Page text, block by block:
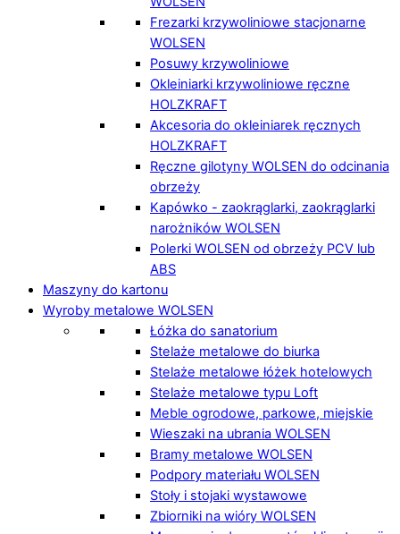
Frezarki krzywoliniowe stacjonarne
WOLSEN
Posuwy krzywoliniowe
Okleiniarki krzywoliniowe ręczne
HOLZKRAFT
Akcesoria do okleiniarek ręcznych
HOLZKRAFT
Ręczne gilotyny WOLSEN do odcinania
obrzeży
Kapówko - zaokrąglarki, zaokrąglarki
narożników WOLSEN
Polerki WOLSEN od obrzeży PCV lub
ABS
Maszyny do kartonu
Wyroby metalowe WOLSEN
Łóżka do sanatorium
Stelaże metalowe do biurka
Stelaże metalowe łóżek hotelowych
Stelaże metalowe typu Loft
Meble ogrodowe, parkowe, miejskie
Wieszaki na ubrania WOLSEN
Bramy metalowe WOLSEN
Podpory materiału WOLSEN
Stoły i stojaki wystawowe
Zbiorniki na wióry WOLSEN